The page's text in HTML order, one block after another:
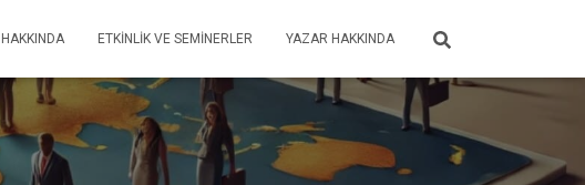
ETKINLIK VE SEMINERLER YAZAR HAKKINDA